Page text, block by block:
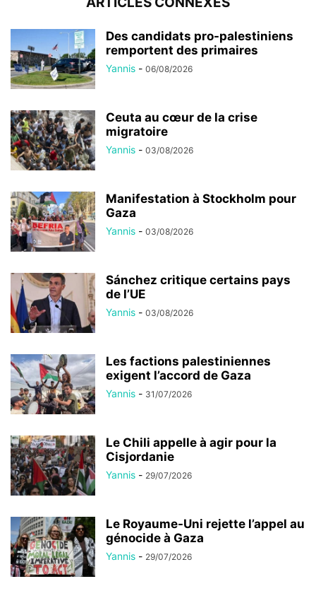
Des candidats pro-palestiniens
remportent des primaires
Yannis - 06/08/2026
Ceuta au cœur de la crise
migratoire
Yannis - 03/08/2026
Manifestation à Stockholm pour
Gaza
Yannis - 03/08/2026
Sánchez critique certains pays
de l’UE
Yannis - 03/08/2026
Les factions palestiniennes
exigent l’accord de Gaza
Yannis - 31/07/2026
Le Chili appelle à agir pour la
Cisjordanie
Yannis - 29/07/2026
Le Royaume-Uni rejette l’appel au
génocide à Gaza
Yannis - 29/07/2026